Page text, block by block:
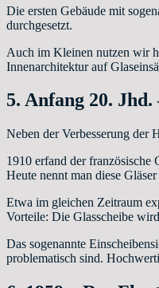
Die ersten Gebäude mit
durchgesetzt.
Auch im Kleinen nutzen wir
Innenarchitektur auf
5. Anfang 20.
Neben der Verbesserung der
1910 erfand der französische
Heute nennt man diese
Etwa im gleichen Zeitraum
Vorteile: Die Glasscheibe
Das sogenannte
problematisch sind.